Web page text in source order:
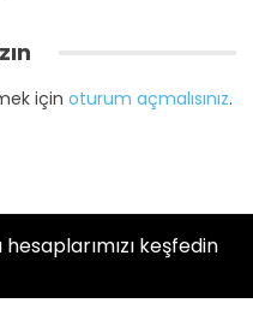
için oturum açmalısınız.
keşfedin